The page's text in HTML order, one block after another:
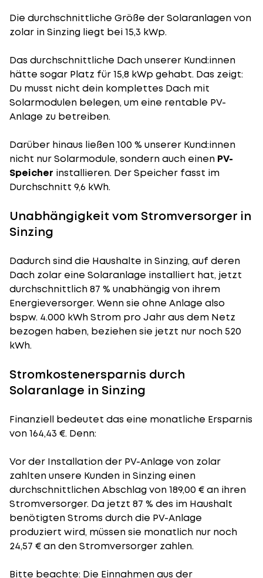
Die durchschnittliche Größe der Solaranlagenvon
zolar in Sinzing liegt bei 15,3 kWp.
Das durchschnittliche Dach unserer Kund:innen
hätte sogar Platz für 15,8 kWp gehabt. Das zeigt:
Du musst nicht dein komplettes Dach mit
Solarmodulen belegen, um eine rentable PV-
Anlage zu betreiben.
Darüber hinaus ließen 100 % unserer Kund:innen
nicht nur Solarmodule, sondern auch einen PV-
Speicher installieren. Der Speicher fasst im
Durchschnitt 9,6 kWh.
Unabhängigkeit vom Stromversorger in
Sinzing
Dadurch sind die Haushalte in Sinzing, auf deren
Dach zolar eine Solaranlage installiert hat, jetzt
durchschnittlich 87 % unabhängig von ihrem
Energieversorger. Wenn sie ohne Anlage also
bspw. 4.000 kWh Strom pro Jahr aus dem Netz
bezogen haben, beziehen sie jetzt nur noch 520
kWh.
Stromkostenersparnis durch
Solaranlage in Sinzing
Finanziell bedeutet das eine monatliche Ersparnis
von 164,43 €. Denn:
Vor der Installation der PV-Anlage von zolar
zahlten unsere Kunden in Sinzing einen
durchschnittlichen Abschlag von 189,00 € an ihren
Stromversorger. Da jetzt 87 % des im Haushalt
benötigten Stroms durch die PV-Anlage
produziert wird, müssen sie monatlich nur noch
24,57 € an den Stromversorger zahlen.
Bitte beachte: Die Einnahmen aus der